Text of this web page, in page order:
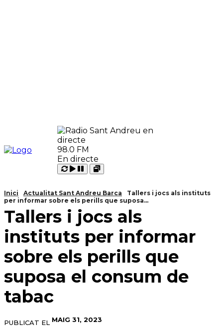
98.0 FM
En directe
Carregant
Reproduir
Pausar
Open
Inici Actualitat Sant Andreu Barca
Tallers i jocs als instituts
per informar sobre els perills que suposa...
Tallers i jocs als
instituts per informar
sobre els perills que
suposa el consum de
tabac
PUBLICAT EL MAIG 31, 2023